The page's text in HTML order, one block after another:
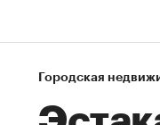
Городская